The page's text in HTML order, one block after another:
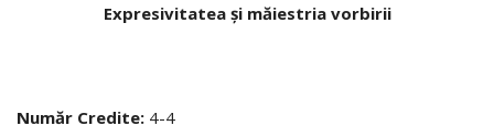
Expresivitatea şi măiestria vorbirii
Număr Credite: 4-4